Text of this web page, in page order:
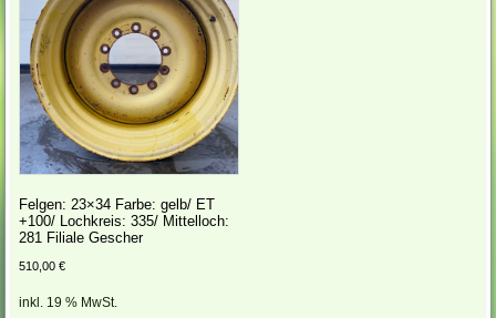
Felgen: 23×34 Farbe: gelb/ ET
+100/ Lochkreis: 335/ Mittelloch:
281 Filiale Gescher
510,00€
inkl. 19 % MwSt.